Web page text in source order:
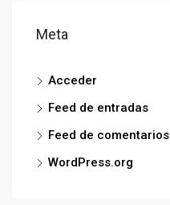
Meta
Acceder
Feed de entradas
Feed de comentarios
WordPress.org